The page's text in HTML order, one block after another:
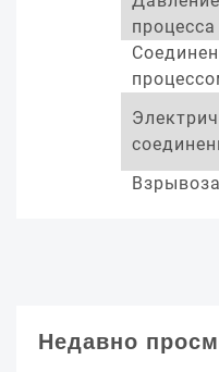
процесса
Недавно